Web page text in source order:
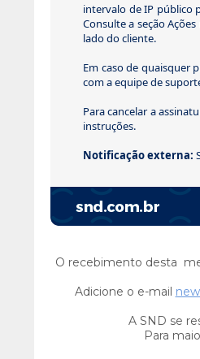
intervalo de IP público
Consulte a seção
lado do cliente.
Em caso de quaisquer
com a equipe de
Para cancelar a
instruções.
Notificação externa:
O recebimento desta
Adicione o e-mail
A SND se
Para